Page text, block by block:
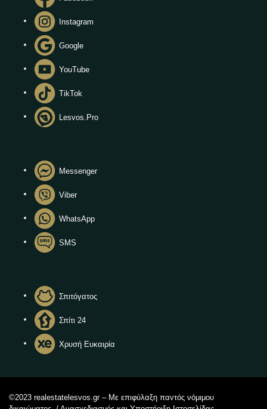
Instagram
Google
YouTube
TikTok
Lesvos.Pro
Messenger
Viber
WhatsApp
SMS
Σπιτόγατος
Σπίτι 24
Χρυσή Ευκαιρία
©2023 realestatelesvos.gr – Με επιφύλαξη παντός νόμιμου